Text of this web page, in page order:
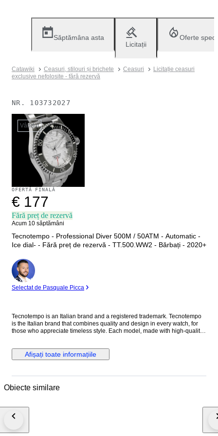
Săptămâna asta
Licitații
Oferte
Catawiki Ceasuri, stilouri și brichete Ceasuri
Licitație ceasuri
exclusive nefolosite - fără rezervă
NR. 103732027
Vândut
OFERTĂ FINALĂ
€ 177
Fără preț de rezervă
Acum 10 săptămâni
Tecnotempo - Professional Diver 500M / 50ATM - Automatic -
Ice dial- - Fără preț de rezervă - TT.500.WW2 - Bărbați - 2020+
Expert
Selectat de Pasquale Picca
Tecnotempo is an Italian brand and a registered trademark. Tecnotempo
is the Italian brand that combines quality and design in every watch, for
those who appreciate timeless style. Each model, made with high-quality
Tecnotempo Automatic Professional Diver 500M/50ATM WR - Ice dial -
The case measures 44mm in diameter (excluding crown) and 16mm in
warranty The Tecnotempo watch was made using first choice components
Movement (24 jewels, 41 hours Power Reserve with maximum charge )
am, this is a rule valid for all watches with date ) Ice dial with waves 500
Sapphire Crystal Stainless steel band Screw-down crown Case diameter:
Afișați toate informațiile
Obiecte similare